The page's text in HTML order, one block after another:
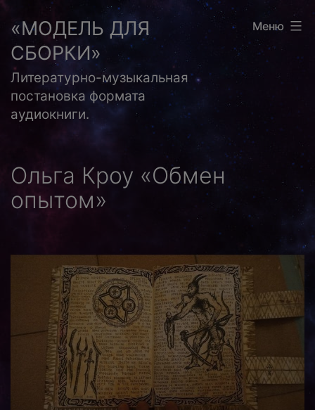
Перейти
содержимому
«МОДЕЛЬ ДЛЯ
СБОРКИ»
Литературно-музыкальная
постановка формата
аудиокниги.
Меню
Ольга Кроу «Обмен
опытом»